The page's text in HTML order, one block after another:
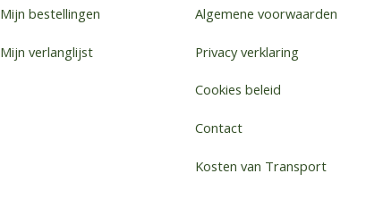
Mijn bestellingen
Mijn verlanglijst
Algemene voorwaarden
Privacy verklaring
Cookies beleid
Contact
Kosten van Transport